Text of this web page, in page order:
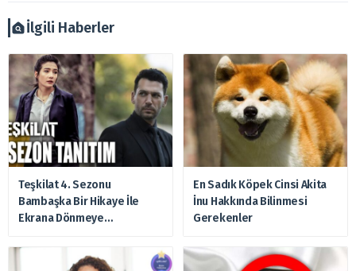
zararlardan, arztakvimi.com.tr sorumlu tutulamaz.
İlgili Haberler
Teşkilat 4. Sezonu
Bambaşka Bir Hikaye İle
Ekrana Dönmeye
En Sadık Köpek Cinsi Akita
İnu Hakkında Bilinmesi
Gerekenler